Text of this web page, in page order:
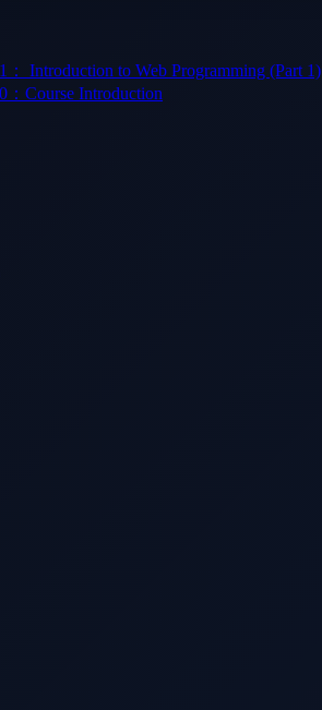
Introduction to Web Programming (Part 1)
Course Introduction